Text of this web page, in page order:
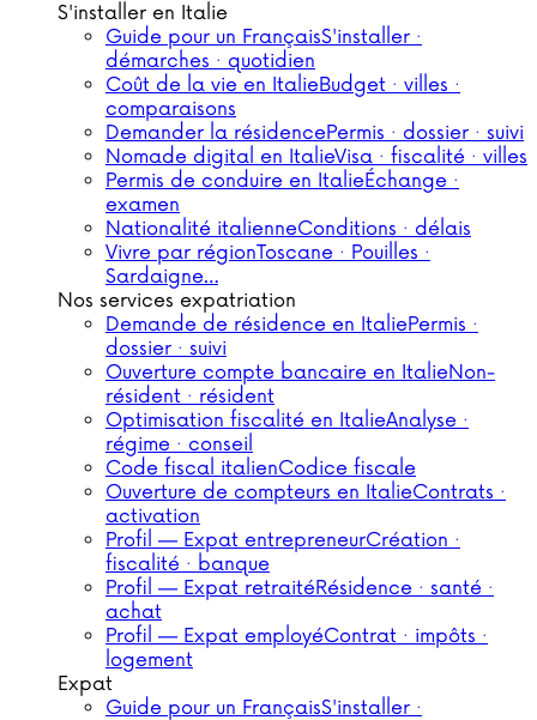
S'installer en Italie
Guide pour un FrançaisS'installer ·
démarches · quotidien
Coût de la vie en ItalieBudget · villes ·
comparaisons
Demander la résidencePermis · dossier · suivi
Nomade digital en ItalieVisa · fiscalité · villes
Permis de conduire en ItalieÉchange ·
examen
Nationalité italienneConditions · délais
Vivre par régionToscane · Pouilles ·
Sardaigne…
Nos services expatriation
Demande de résidence en ItaliePermis ·
dossier · suivi
Ouverture compte bancaire en ItalieNon-
résident · résident
Optimisation fiscalité en ItalieAnalyse ·
régime · conseil
Code fiscal italienCodice fiscale
Ouverture de compteurs en ItalieContrats ·
activation
Profil — Expat entrepreneurCréation ·
fiscalité · banque
Profil — Expat retraitéRésidence · santé ·
achat
Profil — Expat employéContrat · impôts ·
logement
Expat
Guide pour un FrançaisS'installer ·